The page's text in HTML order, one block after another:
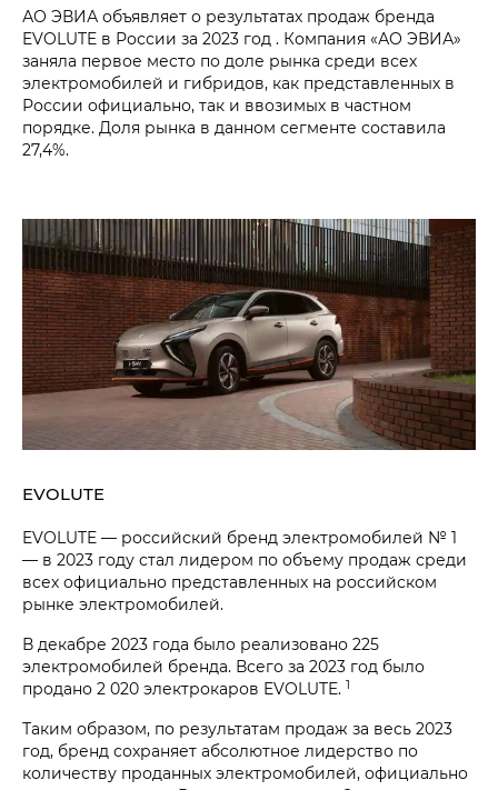
АО ЭВИА объявляет о результатах продаж бренда
EVOLUTE в России за 2023 год . Компания «АО ЭВИА»
заняла первое место по доле рынка среди всех
электромобилей и гибридов, как представленных в
России официально, так и ввозимых в частном
порядке. Доля рынка в данном сегменте составила
27,4%.
EVOLUTE
EVOLUTE — российский бренд электромобилей № 1
— в 2023 году стал лидером по объему продаж среди
всех официально представленных на российском
рынке электромобилей.
В декабре 2023 года было реализовано 225
электромобилей бренда. Всего за 2023 год было
продано 2 020 электрокаров EVOLUTE. 1
Таким образом, по результатам продаж за весь 2023
год, бренд сохраняет абсолютное лидерство по
количеству проданных электромобилей, официально